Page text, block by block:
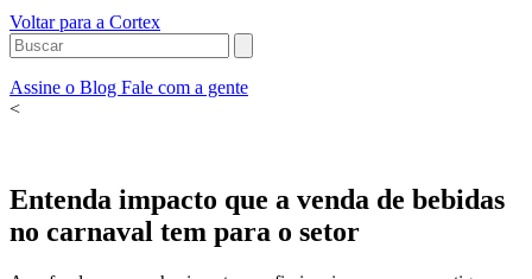
Voltar para a Cortex
Assine o Blog Fale com a gente
<
Entenda impacto que a venda de bebidas
no carnaval tem para o setor